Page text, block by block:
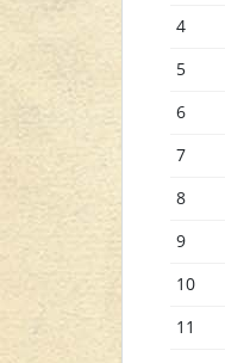
4
5
6
7
8
9
10
11